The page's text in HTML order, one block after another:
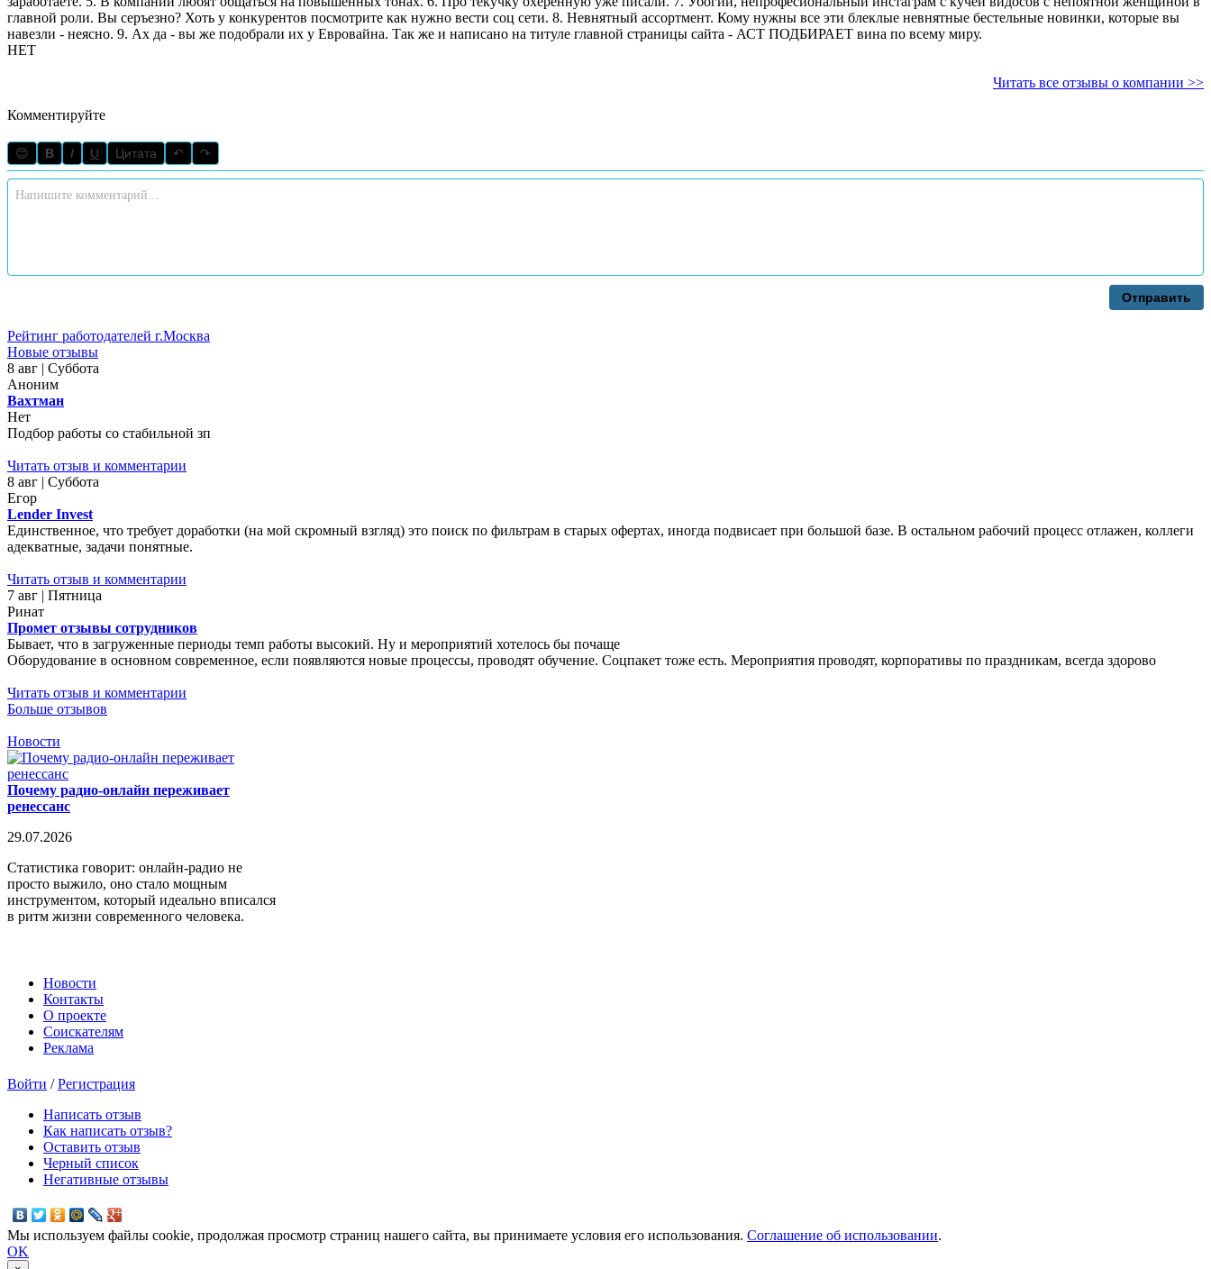
главной роли. Вы серъезно? Хоть у конкурентов посмотрите как нужно вести соц сети. 8. Невнятный ассортмент. Кому нужны все эти блеклые невнятные бестельные новинки, которые вы
навезли - неясно. 9. Ах да - вы же подобрали их у Евровайна. Так же и написано на титуле главной страницы сайта - АСТ ПОДБИРАЕТ вина по всему миру.
НЕТ
Читать все отзывы о компании >>
Комментируйте
😊 B I U Цитата ↶ ↷
Отправить
Рейтинг работодателей г.Москва
Новые отзывы
8 авг | Суббота
Аноним
Вахтман
Нет
Подбор работы со стабильной зп
Читать отзыв и комментарии
8 авг | Суббота
Егор
Lender Invest
Единственное, что требует доработки (на мой скромный взгляд) это поиск по фильтрам в старых офертах, иногда подвисает при большой базе. В остальном рабочий процесс отлажен, коллеги
адекватные, задачи понятные.
Читать отзыв и комментарии
7 авг | Пятница
Ринат
Промет отзывы сотрудников
Бывает, что в загруженные периоды темп работы высокий. Ну и мероприятий хотелось бы почаще
Оборудование в основном современное, если появляются новые процессы, проводят обучение. Соцпакет тоже есть. Мероприятия проводят, корпоративы по праздникам, всегда здорово
Читать отзыв и комментарии
Больше отзывов
Новости
Почему радио-онлайн переживает
ренессанс
29.07.2026
Статистика говорит: онлайн-радио не
просто выжило, оно стало мощным
инструментом, который идеально вписался
в ритм жизни современного человека.
Новости
Контакты
О проекте
Соискателям
Реклама
Войти /Регистрация
Написать отзыв
Как написать отзыв?
Оставить отзыв
Черный список
Негативные отзывы
Мы используем файлы cookie, продолжая просмотр страниц нашего сайта, вы принимаете условия его использования. Соглашение об использовании.
OK